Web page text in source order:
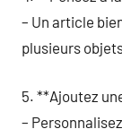
– Un article
plusieurs
5. **Ajoutez
–